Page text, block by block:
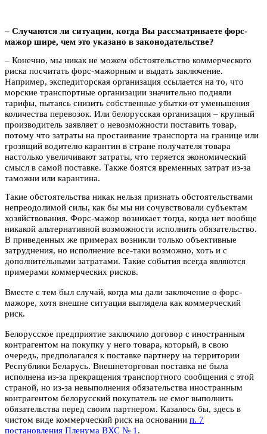
– Случаются ли ситуации, когда Вы рассматриваете форс-
мажор шире, чем это указано в законодательстве?
– Конечно, мы никак не можем обстоятельство коммерческого
риска посчитать форс-мажорным и выдать заключение.
Например, экспедиторская организация ссылается на то, что
морские транспортные организации значительно подняли
тарифы, пытаясь снизить собственные убытки от уменьшения
количества перевозок. Или белорусская организация – крупный
производитель заявляет о невозможности поставить товар,
потому что затраты на простаивание транспорта на границе или
грозящий водителю карантин в стране получателя товара
настолько увеличивают затраты, что теряется экономический
смысл в самой поставке. Также боятся временных затрат из-за
таможни или карантина.
Такие обстоятельства никак нельзя признать обстоятельствами
непреодолимой силы, как бы мы ни сочувствовали субъектам
хозяйствования. Форс-мажор возникает тогда, когда нет вообще
никакой альтернативной возможности исполнить обязательство.
В приведенных же примерах возникли только объективные
затруднения, но исполнение все-таки возможно, хоть и с
дополнительными затратами. Такие события всегда являются
примерами коммерческих рисков.
Вместе с тем был случай, когда мы дали заключение о форс-
мажоре, хотя внешне ситуация выглядела как коммерческий
риск.
Белорусское предприятие заключило договор с иностранным
контрагентом на покупку у него товара, который, в свою
очередь, предполагался к поставке партнеру на территории
Республики Беларусь. Внешнеторговая поставка не была
исполнена из-за прекращения транспортного сообщения с этой
страной, но из-за невыполнения обязательства иностранным
контрагентом белорусский покупатель не смог выполнить
обязательства перед своим партнером. Казалось бы, здесь в
чистом виде коммерческий риск на основании п. 7
постановления Пленума ВХС № 1.